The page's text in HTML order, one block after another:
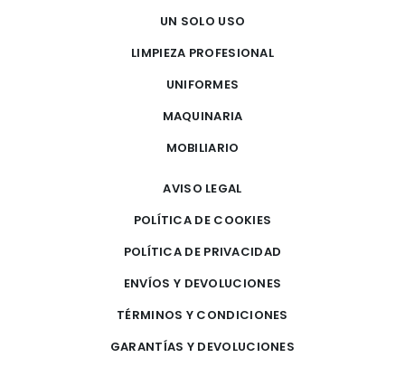
UN SOLO USO
LIMPIEZA PROFESIONAL
UNIFORMES
MAQUINARIA
MOBILIARIO
AVISO LEGAL
POLÍTICA DE COOKIES
POLÍTICA DE PRIVACIDAD
ENVÍOS Y DEVOLUCIONES
TÉRMINOS Y CONDICIONES
GARANTÍAS Y DEVOLUCIONES